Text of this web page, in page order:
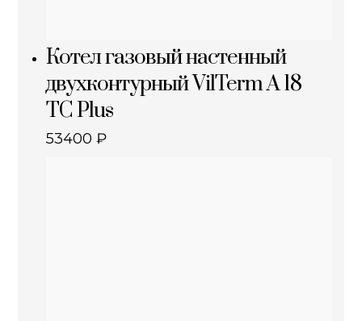
Котел газовый настенный
двухконтурный VilTerm A 18
TC Plus
53400₽